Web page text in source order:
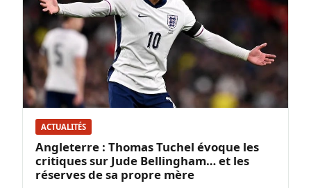
ACTUALITÉS
Angleterre : Thomas Tuchel évoque les
critiques sur Jude Bellingham… et les
réserves de sa propre mère